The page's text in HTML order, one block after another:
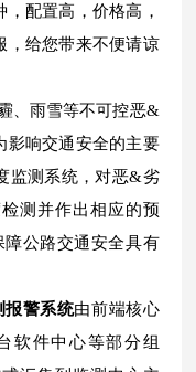
配置高，价格高，
，给您带来不便请谅
、雨雪等不可控恶&
影响交通安全的主要
监测系统，对恶&劣
测并作出相应的预
公路交通安全具有
报警系统由前端核心
软件中心等部分组